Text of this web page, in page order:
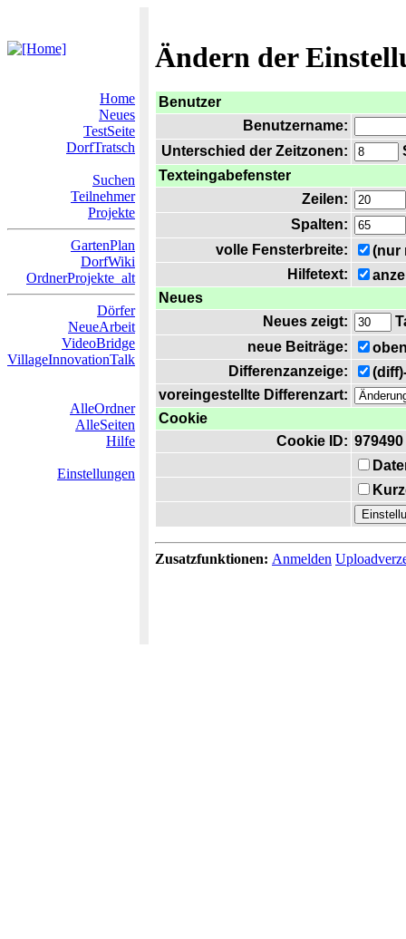
Ändern der
Home
Neues
TestSeite
DorfTratsch
Suchen
Teilnehmer
Projekte
GartenPlan
DorfWiki
OrdnerProjekte_alt
Dörfer
NeueArbeit
VideoBridge
VillageInnovationTalk
AlleOrdner
AlleSeiten
Hilfe
Einstellungen
Benutzer
Benutzername:
Unterschied der Zeitzonen:
Texteingabefenster
Zeilen:
Spalten:
volle Fensterbreite:
(nur
Hilfetext:
Neues
Neues zeigt:
neue Beiträge:
Differenzanzeige:
voreingestellte Differenzart:
Cookie
Cookie ID: 979490
Zusatzfunktionen: Anmelden